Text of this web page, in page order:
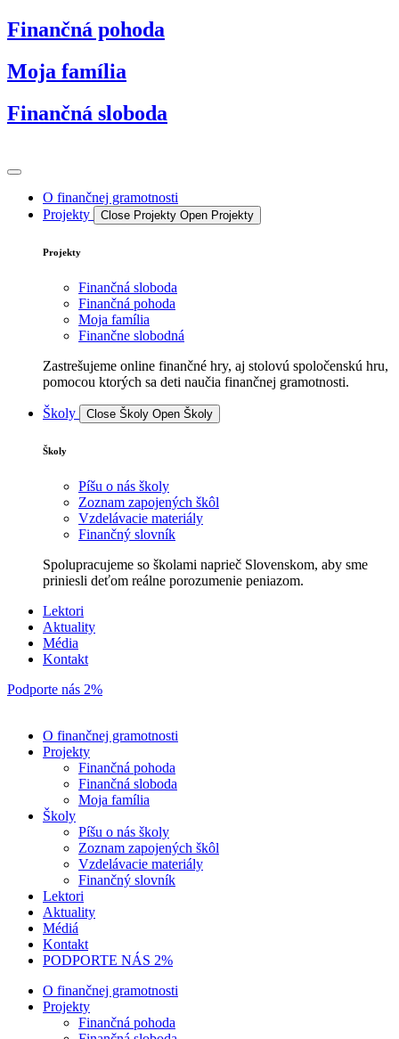
Preskočiť
na
Finančná pohoda
Moja família
Finančná sloboda
O finančnej gramotnosti
Projekty
Close Projekty Open Projekty
Projekty
Finančná sloboda
Finančná pohoda
Moja família
Finančne slobodná
Zastrešujeme online finančné hry, aj stolovú spoločenskú hru,
pomocou ktorých sa deti naučia finančnej gramotnosti.
Školy Close Školy Open Školy
Školy
Píšu o nás školy
Zoznam zapojených škôl
Vzdelávacie materiály
Finančný slovník
Spolupracujeme so školami naprieč Slovenskom, aby sme
priniesli deťom reálne porozumenie peniazom.
Lektori
Aktuality
Média
Kontakt
Podporte nás 2%
O finančnej gramotnosti
Projekty
Finančná pohoda
Finančná sloboda
Moja família
Školy
Píšu o nás školy
Zoznam zapojených škôl
Vzdelávacie materiály
Finančný slovník
Lektori
Aktuality
Médiá
Kontakt
PODPORTE NÁS 2%
O finančnej gramotnosti
Projekty
Finančná pohoda